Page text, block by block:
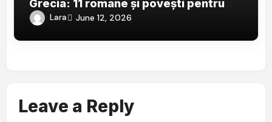
Grecia: 11 romane și povești pentru
iubitorii Eladei
Lara June 12, 2026
Leave a Reply